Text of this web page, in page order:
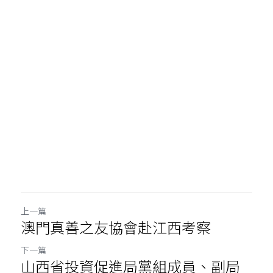
上一篇
澳門真善之友協會赴江西考察
下一篇
山西省投資促進局黨組成員、副局